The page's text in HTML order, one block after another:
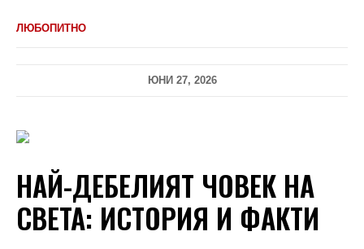
ЛЮБОПИТНО
ЮНИ 27, 2026
НАЙ-ДЕБЕЛИЯТ ЧОВЕК НА
СВЕТА: ИСТОРИЯ И ФАКТИ